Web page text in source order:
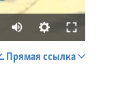
Прямая ссылка